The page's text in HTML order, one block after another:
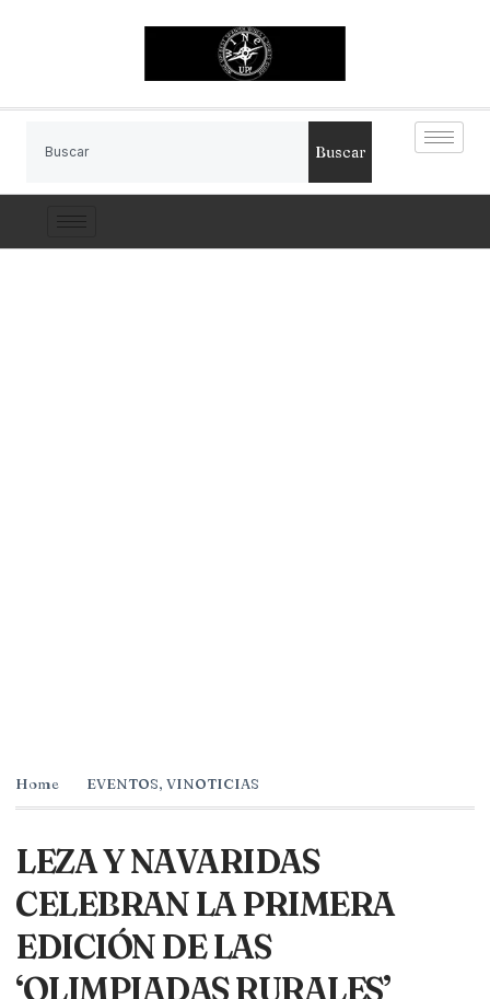
Buscar
Home EVENTOS, VINOTICIAS
LEZA Y NAVARIDAS
CELEBRAN LA PRIMERA
EDICIÓN DE LAS
‘OLIMPIADAS RURALES’